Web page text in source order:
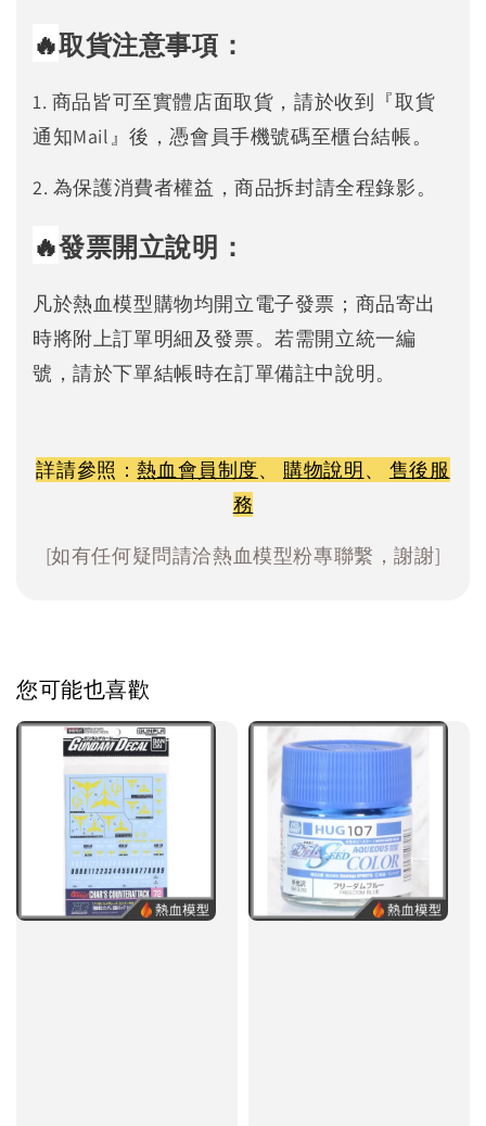
🔥取貨注意事項：
1. 商品皆可至實體店面取貨，請於收到『取貨
通知Mail』後，憑會員手機號碼至櫃台結帳。
2. 為保護消費者權益，商品拆封請全程錄影。
🔥發票開立說明：
凡於熱血模型購物均開立電子發票；商品寄出
時將附上訂單明細及發票。若需開立統一編
號，請於下單結帳時在訂單備註中說明。
詳請參照：熱血會員制度、 購物說明、 售後服
務
[如有任何疑問請洽熱血模型粉專聯繫，謝謝]
您可能也喜歡